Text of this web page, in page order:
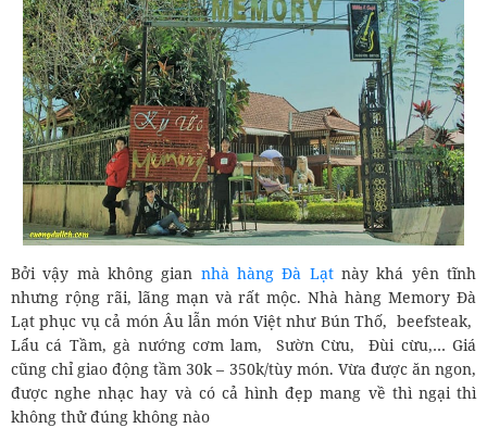
Bởi vậy mà không gian nhà hàng Đà Lạtnày khá yên tĩnh
nhưng rộng rãi, lãng mạn và rất mộc. Nhà hàng Memory Đà
Lạt phục vụ cả món Âu lẫn món Việt như Bún Thố, beefsteak,
Lẩu cá Tầm, gà nướng cơm lam, Sườn Cừu, Đùi cừu,… Giá
cũng chỉ giao động tầm 30k – 350k/tùy món. Vừa được ăn ngon,
được nghe nhạc hay và có cả hình đẹp mang về thì ngại thì
không thử đúng không nào